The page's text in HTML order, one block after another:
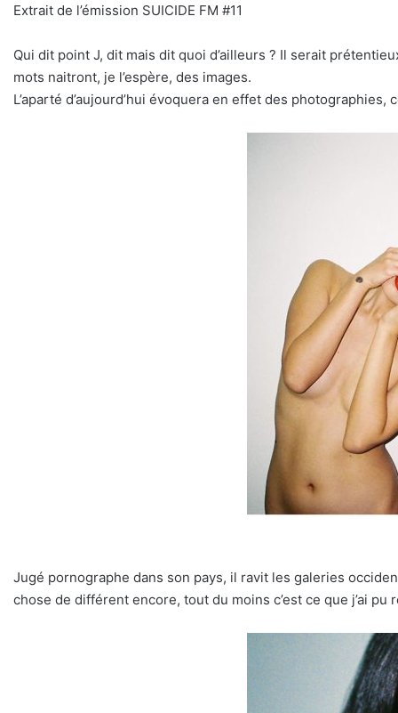
Extrait de l’émission SUICIDE FM #11
Qui dit point J, dit mais dit quoi d’ailleurs ? Il serait
mots naitront, je l’espère, des images.
L’aparté d’aujourd’hui évoquera en effet des
Jugé pornographe dans son pays, il ravit les galeries
chose de différent encore, tout du moins c’est ce que j’ai